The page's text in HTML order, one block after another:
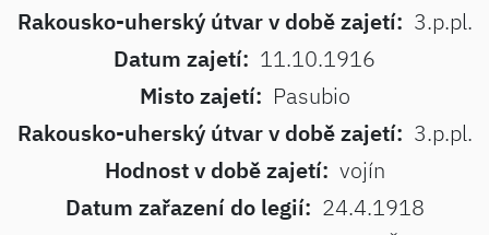
Rakousko-uherský útvar v době zajetí: 3.p.pl.
Datum zajetí: 11.10.1916
Misto zajetí: Pasubio
Rakousko-uherský útvar v době zajetí: 3.p.pl.
Hodnost v době zajetí: vojín
Datum zařazení do legií: 24.4.1918